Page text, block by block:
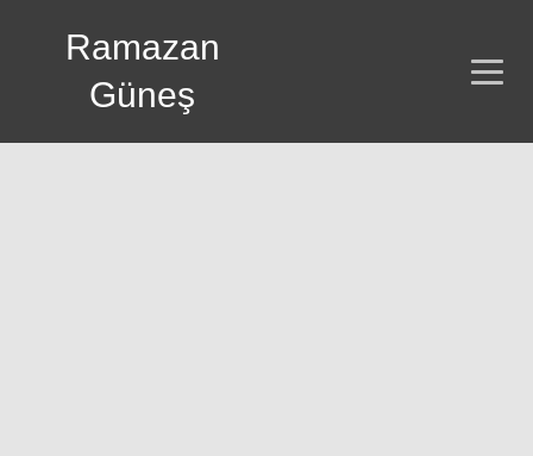
Ramazan
Güneş